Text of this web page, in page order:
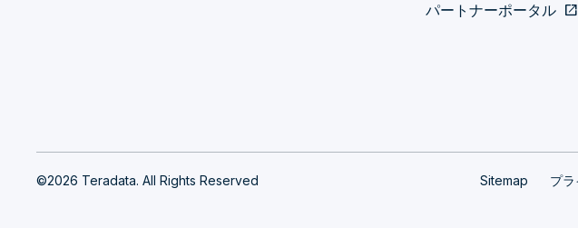
パートナーポータル open_in_new
©2026 Teradata. All Rights Reserved Sitemap プ